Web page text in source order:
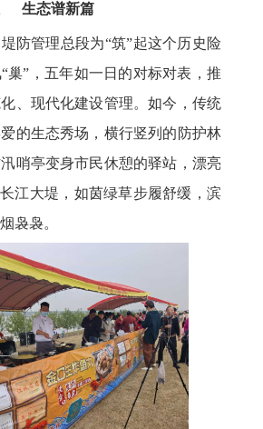
生态谱新篇
防管理总段为“筑”起这个历史险
巢”，五年如一日的对标对表，推
、现代化建设管理。如今，传统
的生态秀场，横行竖列的防护林
哨亭变身市民休憩的驿站，漂亮
江大堤，如茵绿草步履舒缓，滨
袅袅。